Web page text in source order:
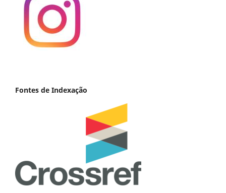
Fontes de Indexação